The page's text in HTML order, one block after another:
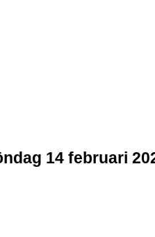
14 februari